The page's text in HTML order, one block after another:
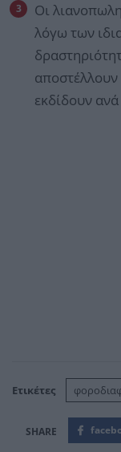
Οι
λόγω των
εκδίδουν
Ετικέτες